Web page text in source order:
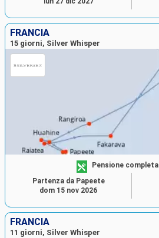
FRANCIA
15 giorni, Silver Whisper
Pensione completa
Partenza da Papeete
dom 15 nov 2026
FRANCIA
11 giorni, Silver Whisper